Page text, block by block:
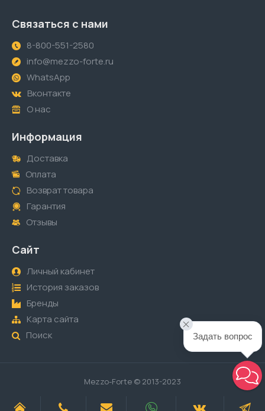
Связаться с нами
8-800-551-2580
info@mezzo-forte.ru
WhatsApp
Вконтакте
О нас
Информация
Доставка
Оплата
Возврат товара
Гарантия
Отзывы
Сайт
Личный кабинет
История заказов
Бренды
Карта сайта
Поиск
Mezzo-Forte © 2013-2023
Задать вопрос